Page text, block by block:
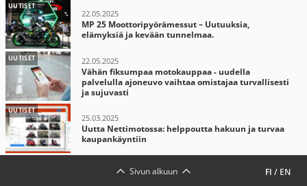
UUTISET
22.05.2025
MP 25 Moottoripyörämessut – Uutuuksia,
elämyksiä ja kevään tunnelmaa.
UUTISET 22.05.2025
Vähän fiksumpaa motokauppaa - uudella
palvelulla ajoneuvo vaihtaa omistajaa turvallisesti
ja sujuvasti
UUTISET
25.03.2025
Uutta Nettimotossa: helppoutta hakuun ja turvaa
kaupankäyntiin
FI / EN
Sivun alkuun